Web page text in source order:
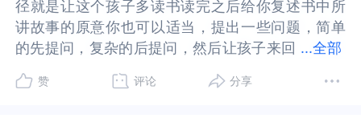
在字形细节上的完全一致性，或者他的视觉记忆没
有让他立刻确认“哦，这就是我学过的那个‘结’字”。
相反，他可能更依赖于上下文的意思来猜测，但二
年级的孩子词汇量和理解力有限，“结石”对他来说
有让他立刻确认“哦，这就是我学过的那个‘结’字”。
相反，他可能更依赖于上下文的意思来猜测，但二
年级的孩子词汇量和理解力有限，“结石”对他来说
可能是个陌生或不理解意思的词，这就加剧了困
你才能够给到孩子更好的接纳，尊重，引导，鼓
励，否则，你就会把自己的这一部分情绪投射给孩
子，但你的这一部分情绪是你自己的，与孩子没有
关系。而且每个孩子认知发展的节奏都是不一样
的，有共性但也有个性，我们能做的就是尊重自己
够给到孩子更好的接纳，尊重，引导，鼓励，否
则，你就会把自己的这一部分情绪投射给孩子，但
你的这一部分情绪是你自己的，与孩子没有关系。
而且每个孩子认知发展的节奏都是不一样的，有共
性但也有个性，我们能做的就是尊重自己的孩子认
...全部
径就是让这个孩子多读书读完之后给你复述书中所
讲故事的原意你也可以适当，提出一些问题，简单
的先提问，复杂的后提问，然后让孩子来回
解。词语的意思，然后在这些阅读的文章当中你可
径就是让这个孩子多读书读完之后给你复述书中所
讲故事的原意你也可以适当，提出一些问题，简单
的先提问，复杂的后提问，然后让孩子来回答，在
的意思，然后在这些阅读的文章当中你可以挑选类
赞 评论 分享